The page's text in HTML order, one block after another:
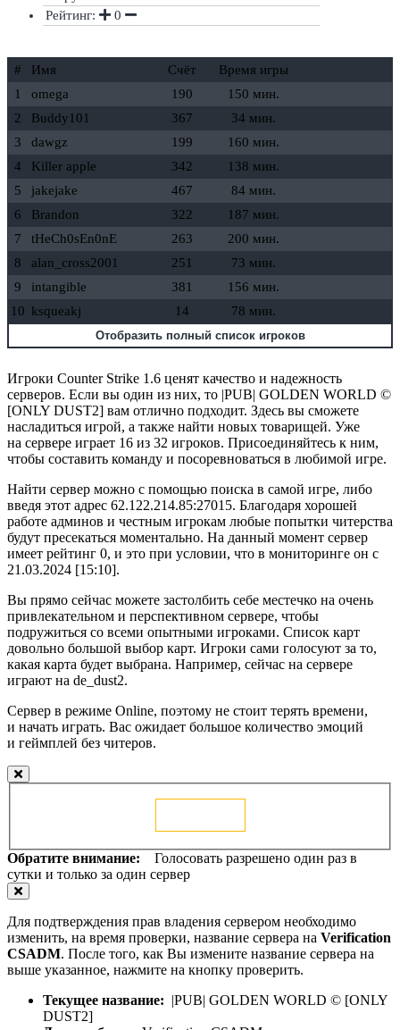
Рейтинг:
0
# Имя Счёт
Время игры
1
omega 190
150 мин.
2
Buddy101 367
34 мин.
3
dawgz 199
160 мин.
4
Killer apple 342
138 мин.
5
jakejake 467
84 мин.
6
Brandon 322
187 мин.
7
tHeCh0sEn0nE 263
200 мин.
8
alan_cross2001 251
73 мин.
9
intangible 381
156 мин.
10 ksqueakj 14 78 мин.
Отобразить полный список игроков
Игроки Counter Strike 1.6 ценят качество и надежность
серверов. Если вы один из них, то |PUB| GOLDEN WORLD ©
[ONLY DUST2] вам отлично подходит. Здесь вы сможете
насладиться игрой, а также найти новых товарищей. Уже
на сервере играет 16 из 32 игроков. Присоединяйтесь к ним,
чтобы составить команду и посоревноваться в любимой игре.
Найти сервер можно с помощью поиска в самой игре, либо
введя этот адрес 62.122.214.85:27015. Благодаря хорошей
работе админов и честным игрокам любые попытки читерства
будут пресекаться моментально. На данный момент сервер
имеет рейтинг 0, и это при условии, что в мониторинге он с
21.03.2024 [15:10].
Вы прямо сейчас можете застолбить себе местечко на очень
привлекательном и перспективном сервере, чтобы
подружиться со всеми опытными игроками. Список карт
довольно большой выбор карт. Игроки сами голосуют за то,
какая карта будет выбрана. Например, сейчас на сервере
играют на de_dust2.
Сервер в режиме Online, поэтому не стоит терять времени,
и начать играть. Вас ожидает большое количество эмоций
и геймплей без читеров.
Обратите внимание: Голосовать разрешено один раз в
сутки и только за один сервер
Для подтверждения прав владения сервером необходимо
изменить, на время проверки, название сервера на Verification
CSADM. После того, как Вы измените название сервера на
выше указанное, нажмите на кнопку проверить.
Текущее название: |PUB| GOLDEN WORLD © [ONLY
DUST2]